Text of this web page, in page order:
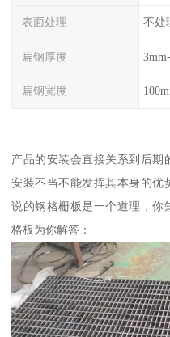
表面处理 不处
扁钢厚度
扁钢宽度
产品的安装会直接关系到后期
安装不当不能发挥其本身的优
说的钢格栅板是一个道理，你
格板为你解答：